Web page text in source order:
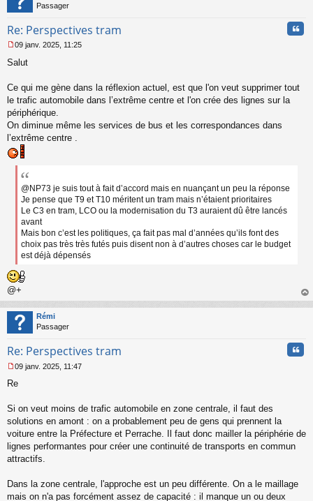
Passager
Re: Perspectives tram
e
s
g
e
n
o
n
l
u
09 janv. 2025, 11:25
Salut
Ce qui me gène dans la réflexion actuel, est que l'on veut supprimer tout
le trafic automobile dans l’extrême centre et l'on crée des lignes sur la
périphérique.
On diminue même les services de bus et les correspondances dans
l’extrême centre .
@NP73 je suis tout à fait d’accord mais en nuançant un peu la réponse
Je pense que T9 et T10 méritent un tram mais n’étaient prioritaires
Le C3 en tram, LCO ou la modernisation du T3 auraient dû être lancés
avant
Mais bon c’est les politiques, ça fait pas mal d’années qu’ils font des
choix pas très très futés puis disent non à d’autres choses car le budget
est déjà dépensés
@+
au
Rémi
Passager
Re: Perspectives tram
e
a
g
e
n
o
u
09 janv. 2025, 11:47
Re
Si on veut moins de trafic automobile en zone centrale, il faut des
solutions en amont : on a probablement peu de gens qui prennent la
voiture entre la Préfecture et Perrache. Il faut donc mailler la périphérie de
lignes performantes pour créer une continuité de transports en commun
attractifs.
Dans la zone centrale, l'approche est un peu différente. On a le maillage
mais on n'a pas forcément assez de capacité : il manque un ou deux